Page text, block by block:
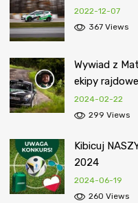
2022-12-07
367 Views
Wywiad z
ekipy
2024-02-22
299 Views
Kibicuj
2024
2024-06-19
260 Views